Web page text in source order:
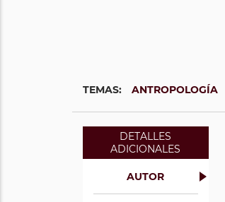
TEMAS: ANTROPOLOGÍA
DETALLES
ADICIONALES
AUTOR